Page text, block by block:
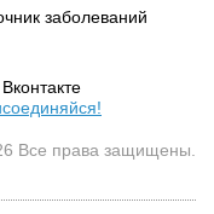
заболеваний
Все права защищены.